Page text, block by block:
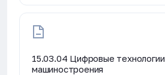
15.03.04 Цифровые технологии
машиностроения